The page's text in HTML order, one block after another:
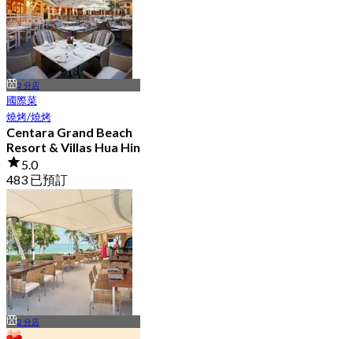
2 分店
國際菜
燒烤/燒烤
Centara Grand Beach
Resort & Villas Hua Hin
5.0
483 已預訂
起฿ 615
2 分店